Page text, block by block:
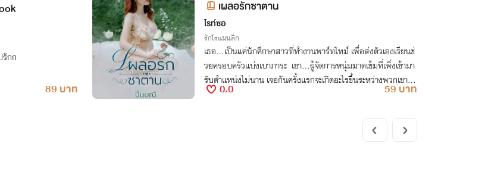
ผิดสัญญา หากเอ็งทำไม่ได้ข้าจะไปทวงเอ็งคืนถึงแม้เอ็งจะมีผัวแล้ว
ก็ตาม"
รักก
89 บาท
เผลอรักซาตาน
ไรท์ซอ
รักโรแมนติก
เธอ...เป็นแค่นักศึกษาสาวที่ทำงานพาร์ทไทม์ เพื่อส่งตัวเองเรียนช่
วยครอบครัวแบ่งเบาภาระ เขา...ผู้จัดการหนุ่มมาดเข้มที่เพิ่งเข้ามา
รับตำแหน่งไม่นาน เจอกันครั้งแรกจะเกิดอะไรขึ้นระหว่างพวกเขากั
นนะ!!0.0 59 บาท